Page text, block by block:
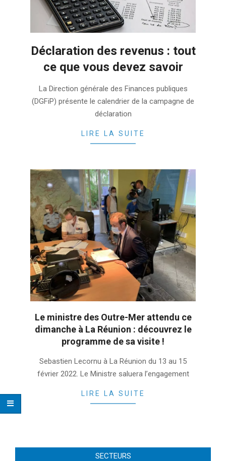
Déclaration des revenus : tout
ce que vous devez savoir
04-
11
La Direction générale des Finances publiques
(DGFiP) présente le calendrier de la campagne de
déclaration
LIRE LA SUITE
Le ministre des Outre-Mer attendu ce
dimanche à La Réunion : découvrez le
programme de sa visite !
02-Sebastien Lecornu à La Réunion du 13 au 15
février 2022. Le Ministre saluera l’engagement
LIRE LA SUITE
SECTEURS